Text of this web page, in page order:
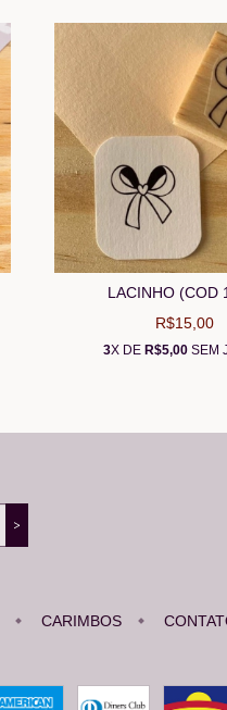
LACINHO (COD
R$15,00
3X DE R$5,00SEM
CARIMBOS